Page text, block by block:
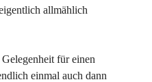
allmählich
für einen
einmal auch dann